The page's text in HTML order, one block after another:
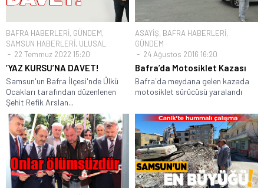
BAFRA HABERLERİ, GÜNDEM,
SAMSUN HABERLERİ, ULUSAL
22 Temmuz 2022 15:20
‘YAZ KURSU’NA DAVET!
Samsun'un Bafra İlçesi'nde Ülkü
Ocakları tarafından düzenlenen
Şehit Refik Arslan...
ASAYİŞ, BAFRA HABERLERİ,
GÜNDEM
24 Ağustos 2016 16:20
Bafra’da Motosiklet Kazası
Bafra`da meydana gelen kazada
motosiklet sürücüsü yaralandı